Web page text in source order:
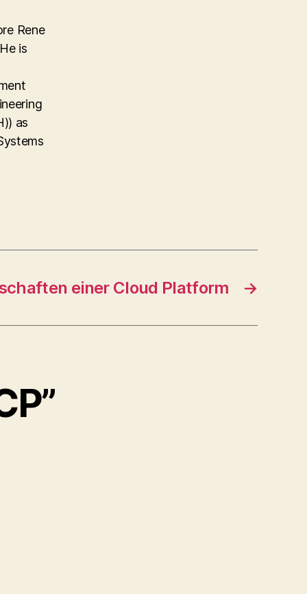
Rene
is
as
→
einer Cloud Platform